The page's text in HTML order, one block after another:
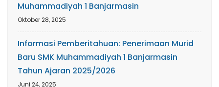
Muhammadiyah 1 Banjarmasin
Oktober 28, 2025
Informasi Pemberitahuan: Penerimaan Murid
Baru SMK Muhammadiyah 1 Banjarmasin
Tahun Ajaran 2025/2026
Juni 24, 2025